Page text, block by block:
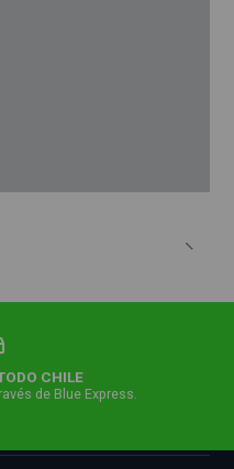
CHILE
de Blue Express.